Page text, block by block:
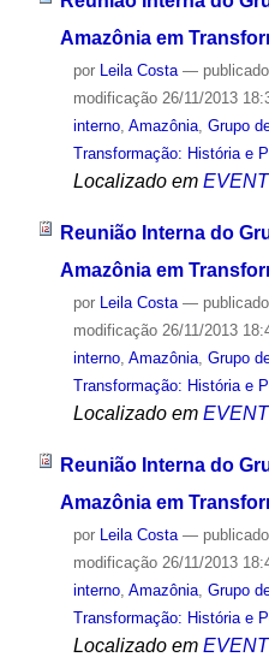
Amazônia em
por Leila Costa — publicado
modificação26/11/2013
interno, Amazônia, Grupo
Transformação: História e
Localizado em
Reunião Interna do
Amazônia em
por Leila Costa — publicado
modificação26/11/2013
interno, Amazônia, Grupo
Transformação: História e
Localizado em
Reunião Interna do
Amazônia em
por Leila Costa — publicado
modificação26/11/2013
interno, Amazônia, Grupo
Transformação: História e
Localizado em